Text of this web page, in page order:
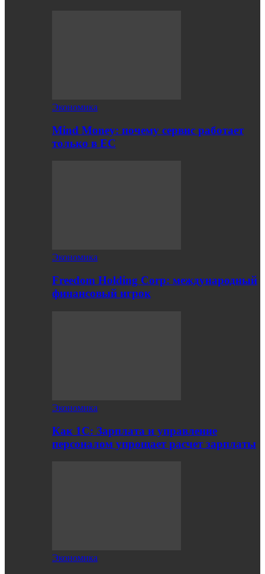
Экономика
Mind Money: почему сервис работает
только в ЕС
Экономика
Freedom Holding Corp: международный
финансовый игрок
Экономика
Как 1С: Зарплата и управление
персоналом упрощает расчет зарплаты
Экономика